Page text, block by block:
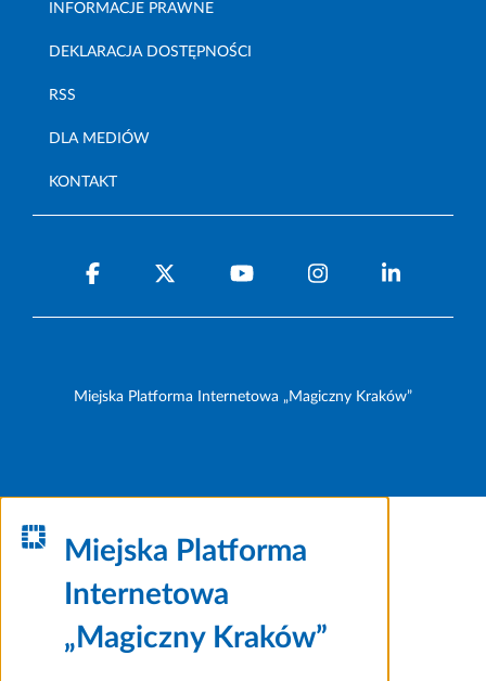
INFORMACJE PRAWNE
DEKLARACJA DOSTĘPNOŚCI
RSS
DLA MEDIÓW
KONTAKT
Miejska Platforma Internetowa „Magiczny Kraków”
Miejska Platforma
Internetowa
„Magiczny Kraków”